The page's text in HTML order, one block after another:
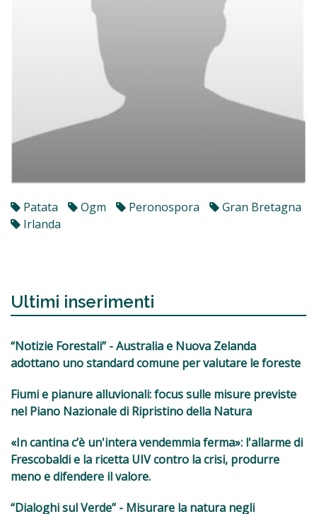
Patata Ogm Peronospora
Gran Bretagna
Irlanda
Ultimi inserimenti
“Notizie Forestali” - Australia e Nuova Zelanda
adottano uno standard comune per valutare le foreste
Fiumi e pianure alluvionali: focus sulle misure previste
nel Piano Nazionale di Ripristino della Natura
«In cantina c’è un'intera vendemmia ferma»: l'allarme di
Frescobaldi e la ricetta UIV contro la crisi, produrre
meno e difendere il valore.
“Dialoghi sul Verde” - Misurare la natura negli